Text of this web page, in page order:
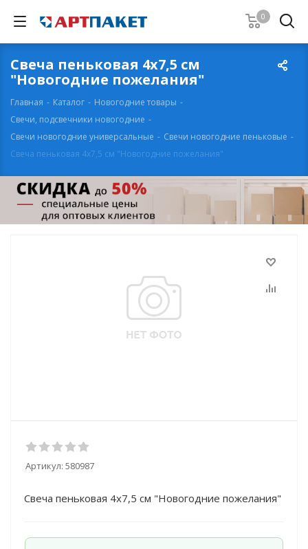
0
Свеча пеньковая 4х7,5 см
"Новогодние пожелания"
Главная - Каталог - Новогодние товары -
Свечи, подсвечники новогодние -
Свечи новогодние универсальные - Свечи новогодние пеньковые -
Свеча пеньковая 4х7,5 см "Новогодние пожелания"
Артикул: 580987
Свеча пеньковая 4х7,5 см "Новогодние пожелания"